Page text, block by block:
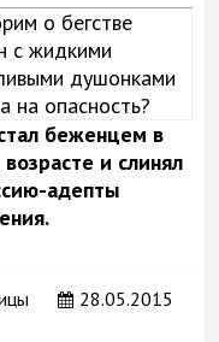
о бегстве
с жидкими
душонками
на опасность?
беженцем в
и слинял
адепты
28.05.2015